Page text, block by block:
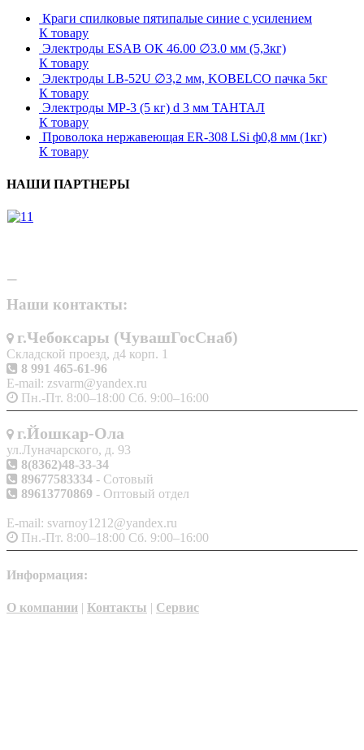
Краги спилковые пятипалые синие с усилением
К товару
Электроды ESAB ОК 46.00 ∅3.0 мм (5,3кг)
К товару
Электроды LB-52U ∅3,2 мм, KOBELCO пачка 5кг
К товару
Электроды МР-3 (5 кг) d 3 мм ТАНТАЛ
К товару
Проволока нержавеющая ER-308 LSi ф0,8 мм (1кг)
К товару
НАШИ ПАРТНЕРЫ
Наши контакты:
г.Чебоксары (ЧувашГосСнаб)
Складской проезд, д4 корп. 1
8 991 465-61-96
E-mail: zsvarm@yandex.ru
Пн.-Пт. 8:00–18:00 Сб. 9:00–16:00
г.Йошкар-Ола
ул.Луначарского, д. 93
8(8362)48-33-34
89677583334 - Сотовый
89613770869 - Оптовый отдел
E-mail: svarnoy1212@yandex.ru
Пн.-Пт. 8:00–18:00 Сб. 9:00–16:00
Информация:
О компании | Контакты | Сервис